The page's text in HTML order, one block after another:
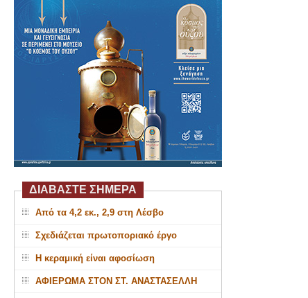
ΔΙΑΒΑΣΤΕ ΣΗΜΕΡΑ
Από τα 4,2 εκ., 2,9 στη Λέσβο
Σχεδιάζεται πρωτοποριακό έργο
Η κεραμική είναι αφοσίωση
ΑΦΙΕΡΩΜΑ ΣΤΟΝ ΣΤ. ΑΝΑΣΤΑΣΕΛΛΗ